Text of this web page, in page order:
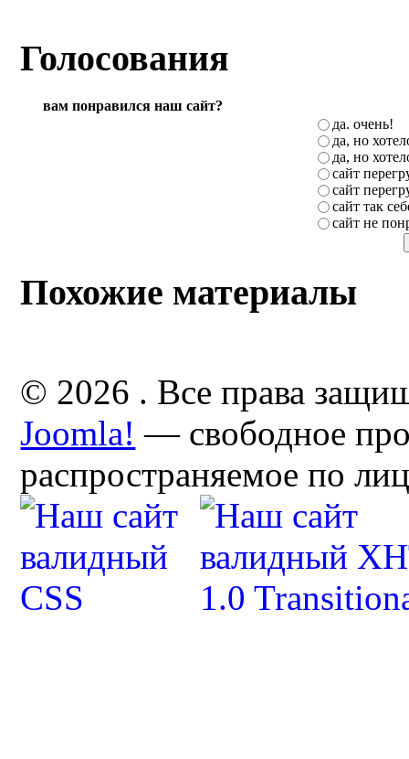
Голосования
вам понравился наш сайт?
да. очень!
да, но
да, но
сайт
сайт
сайт так
сайт не
Похожие материалы
© 2026 . Все права
Joomla! — свободное
распространяемое по